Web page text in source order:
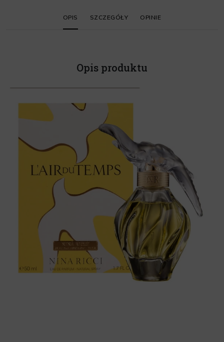
OPIS SZCZEGÓŁY OPINIE
Opis produktu